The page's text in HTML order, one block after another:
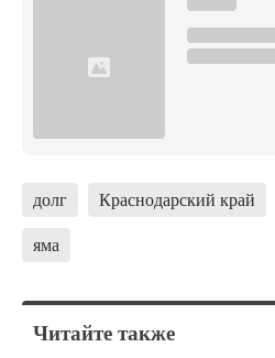
долг Краснодарский край
яма
Читайте также